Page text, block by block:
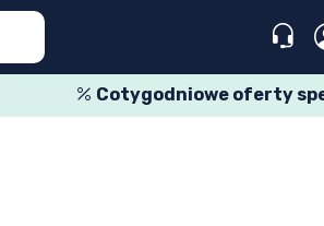
Cotygodniowe oferty